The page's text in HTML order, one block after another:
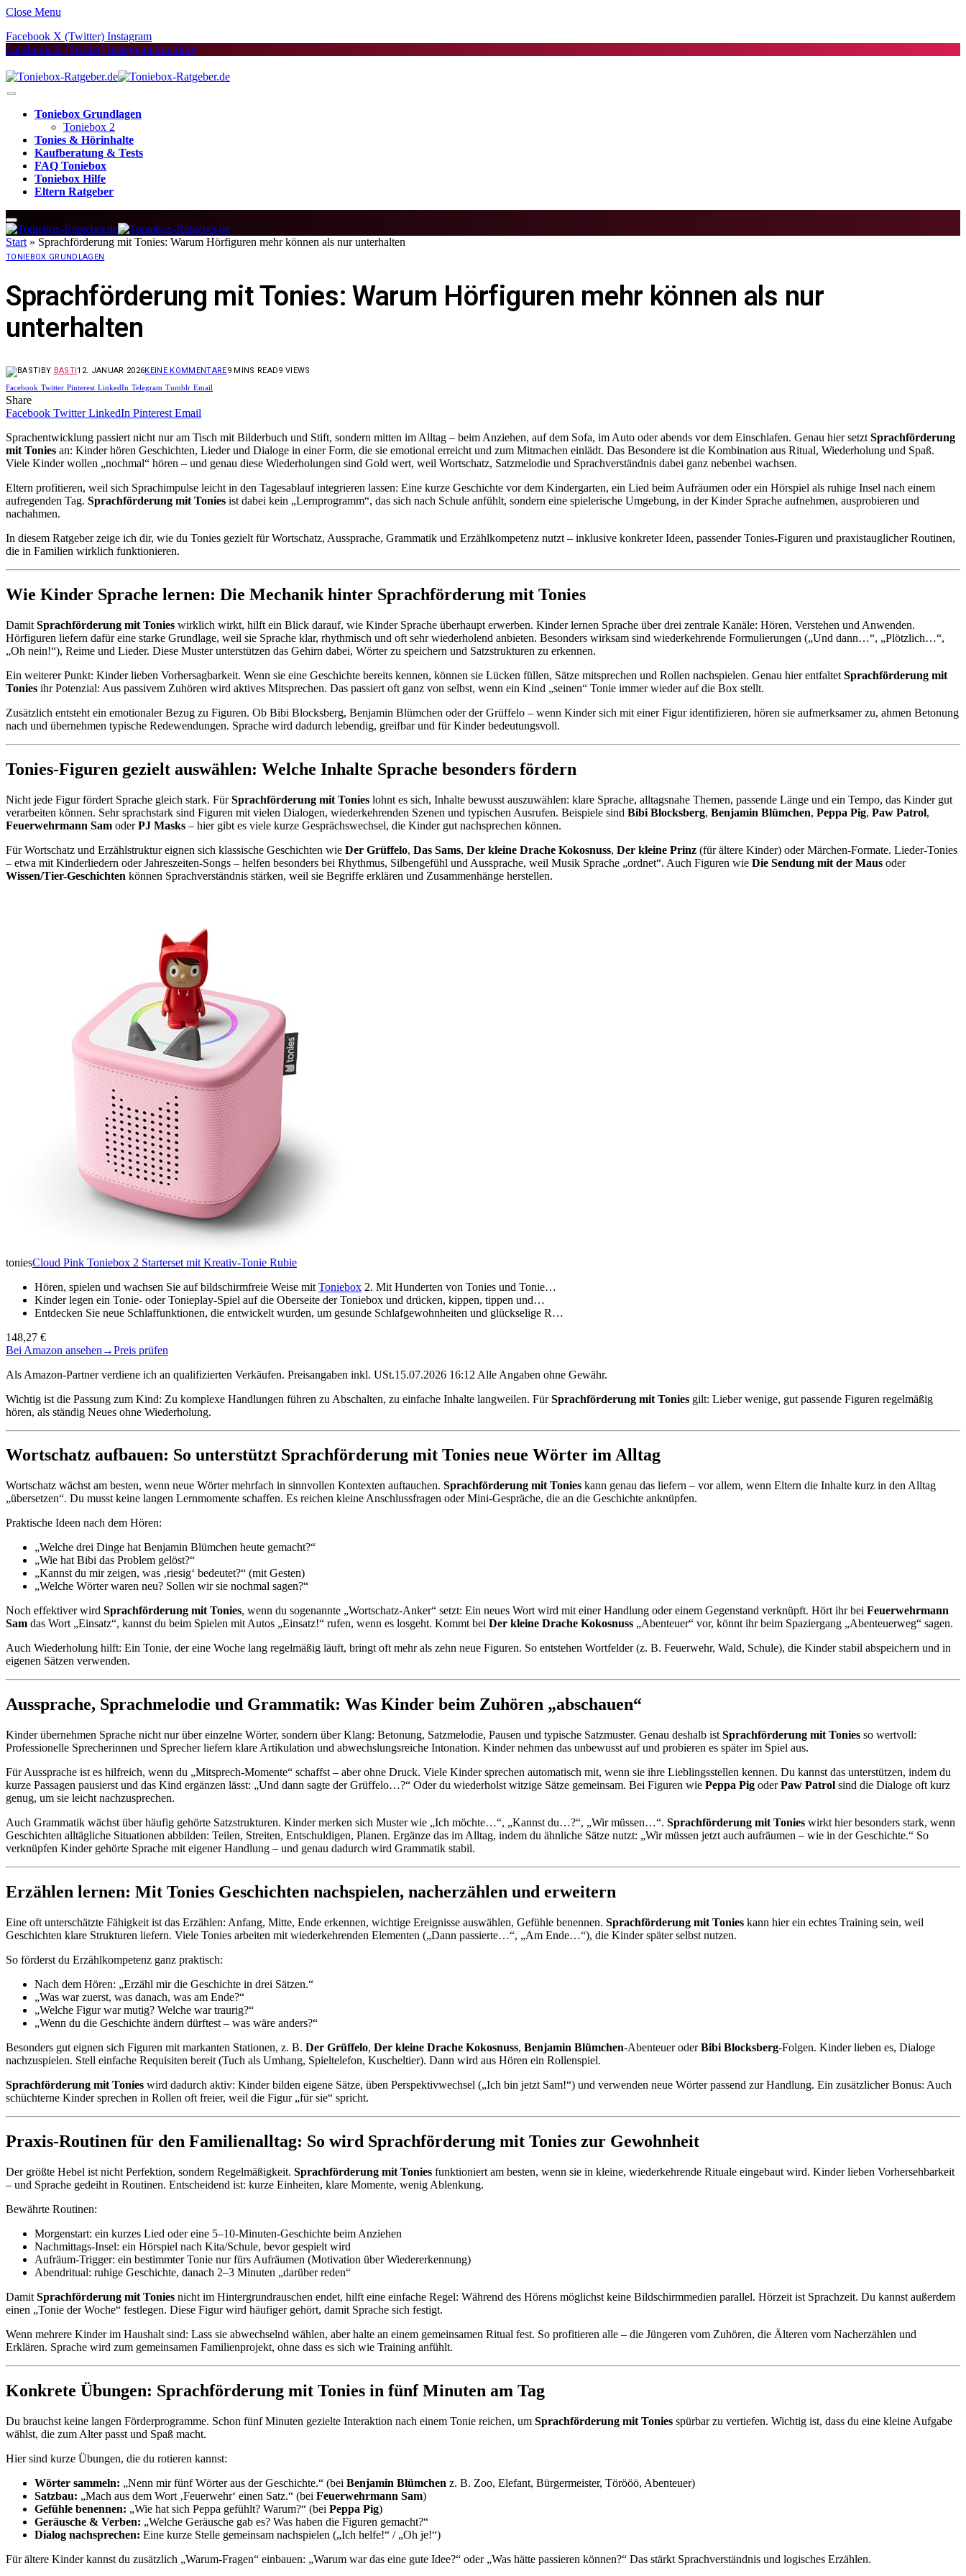
Close Menu
Facebook X (Twitter) Instagram
Facebook X (Twitter) InstagramYouTube
Toniebox Grundlagen
Toniebox 2
Tonies & Hörinhalte
Kaufberatung & Tests
FAQ Toniebox
Toniebox Hilfe
Eltern Ratgeber
Start » Sprachförderung mit Tonies: Warum Hörfiguren mehr können als nur unterhalten
TONIEBOX GRUNDLAGEN
Sprachförderung mit Tonies: Warum Hörfiguren mehr können als nur
unterhalten
BY BASTI12. JANUAR 2026KEINE KOMMENTARE9 MINS READ9 VIEWS
Facebook Twitter Pinterest LinkedIn Telegram Tumblr Email
Share
Facebook Twitter LinkedIn Pinterest Email
Sprachentwicklung passiert nicht nur am Tisch mit Bilderbuch und Stift, sondern mitten im Alltag – beim Anziehen, auf dem Sofa, im Auto oder abends vor dem Einschlafen. Genau hier setzt Sprachförderung
mit Tonies an: Kinder hören Geschichten, Lieder und Dialoge in einer Form, die sie emotional erreicht und zum Mitmachen einlädt. Das Besondere ist die Kombination aus Ritual, Wiederholung und Spaß.
Viele Kinder wollen „nochmal“ hören – und genau diese Wiederholungen sind Gold wert, weil Wortschatz, Satzmelodie und Sprachverständnis dabei ganz nebenbei wachsen.
Eltern profitieren, weil sich Sprachimpulse leicht in den Tagesablauf integrieren lassen: Eine kurze Geschichte vor dem Kindergarten, ein Lied beim Aufräumen oder ein Hörspiel als ruhige Insel nach einem
aufregenden Tag. Sprachförderung mit Tonies ist dabei kein „Lernprogramm“, das sich nach Schule anfühlt, sondern eine spielerische Umgebung, in der Kinder Sprache aufnehmen, ausprobieren und
nachahmen.
In diesem Ratgeber zeige ich dir, wie du Tonies gezielt für Wortschatz, Aussprache, Grammatik und Erzählkompetenz nutzt – inklusive konkreter Ideen, passender Tonies-Figuren und praxistauglicher Routinen,
die in Familien wirklich funktionieren.
Wie Kinder Sprache lernen: Die Mechanik hinter Sprachförderung mit Tonies
Damit Sprachförderung mit Tonies wirklich wirkt, hilft ein Blick darauf, wie Kinder Sprache überhaupt erwerben. Kinder lernen Sprache über drei zentrale Kanäle: Hören, Verstehen und Anwenden.
Hörfiguren liefern dafür eine starke Grundlage, weil sie Sprache klar, rhythmisch und oft sehr wiederholend anbieten. Besonders wirksam sind wiederkehrende Formulierungen („Und dann…“, „Plötzlich…“,
„Oh nein!“), Reime und Lieder. Diese Muster unterstützen das Gehirn dabei, Wörter zu speichern und Satzstrukturen zu erkennen.
Ein weiterer Punkt: Kinder lieben Vorhersagbarkeit. Wenn sie eine Geschichte bereits kennen, können sie Lücken füllen, Sätze mitsprechen und Rollen nachspielen. Genau hier entfaltet Sprachförderung mit
Tonies ihr Potenzial: Aus passivem Zuhören wird aktives Mitsprechen. Das passiert oft ganz von selbst, wenn ein Kind „seinen“ Tonie immer wieder auf die Box stellt.
Zusätzlich entsteht ein emotionaler Bezug zu Figuren. Ob Bibi Blocksberg, Benjamin Blümchen oder der Grüffelo – wenn Kinder sich mit einer Figur identifizieren, hören sie aufmerksamer zu, ahmen Betonung
nach und übernehmen typische Redewendungen. Sprache wird dadurch lebendig, greifbar und für Kinder bedeutungsvoll.
Tonies-Figuren gezielt auswählen: Welche Inhalte Sprache besonders fördern
Nicht jede Figur fördert Sprache gleich stark. FürSprachförderung mit Tonies lohnt es sich, Inhalte bewusst auszuwählen: klare Sprache, alltagsnahe Themen, passende Länge und ein Tempo, das Kinder gut
verarbeiten können. Sehr sprachstark sind Figuren mit vielen Dialogen, wiederkehrenden Szenen und typischen Ausrufen. Beispiele sind Bibi Blocksberg, Benjamin Blümchen, Peppa Pig, Paw Patrol,
Feuerwehrmann Sam oderPJ Masks – hier gibt es viele kurze Gesprächswechsel, die Kinder gut nachsprechen können.
Für Wortschatz und Erzählstruktur eignen sich klassische Geschichten wie Der Grüffelo, Das Sams, Der kleine Drache Kokosnuss, Der kleine Prinz (für ältere Kinder) oder Märchen-Formate. Lieder-Tonies
– etwa mit Kinderliedern oder Jahreszeiten-Songs – helfen besonders bei Rhythmus, Silbengefühl und Aussprache, weil Musik Sprache „ordnet“. Auch Figuren wie Die Sendung mit der Maus oder
Wissen/Tier-Geschichten können Sprachverständnis stärken, weil sie Begriffe erklären und Zusammenhänge herstellen.
toniesCloud Pink Toniebox 2 Starterset mit Kreativ-Tonie Rubie
Hören, spielen und wachsen Sie auf bildschirmfreie Weise mit Toniebox 2. Mit Hunderten von Tonies und Tonie…
Kinder legen ein Tonie- oder Tonieplay-Spiel auf die Oberseite der Toniebox und drücken, kippen, tippen und…
Entdecken Sie neue Schlaffunktionen, die entwickelt wurden, um gesunde Schlafgewohnheiten und glückselige R…
148,27 €
Bei Amazon ansehen →Preis prüfen
Als Amazon-Partner verdiene ich an qualifizierten Verkäufen. Preisangaben inkl. USt.15.07.2026 16:12 Alle Angaben ohne Gewähr.
Wichtig ist die Passung zum Kind: Zu komplexe Handlungen führen zu Abschalten, zu einfache Inhalte langweilen. FürSprachförderung mit Tonies gilt: Lieber wenige, gut passende Figuren regelmäßig
hören, als ständig Neues ohne Wiederholung.
Wortschatz aufbauen: So unterstützt Sprachförderung mit Tonies neue Wörter im Alltag
Wortschatz wächst am besten, wenn neue Wörter mehrfach in sinnvollen Kontexten auftauchen. Sprachförderung mit Tonies kann genau das liefern – vor allem, wenn Eltern die Inhalte kurz in den Alltag
„übersetzen“. Du musst keine langen Lernmomente schaffen. Es reichen kleine Anschlussfragen oder Mini-Gespräche, die an die Geschichte anknüpfen.
Praktische Ideen nach dem Hören:
„Welche drei Dinge hat Benjamin Blümchen heute gemacht?“
„Wie hat Bibi das Problem gelöst?“
„Kannst du mir zeigen, was ‚riesig‘ bedeutet?“ (mit Gesten)
„Welche Wörter waren neu? Sollen wir sie nochmal sagen?“
Noch effektiver wird Sprachförderung mit Tonies, wenn du sogenannte „Wortschatz-Anker“ setzt: Ein neues Wort wird mit einer Handlung oder einem Gegenstand verknüpft. Hört ihr bei Feuerwehrmann
Sam das Wort „Einsatz“, kannst du beim Spielen mit Autos „Einsatz!“ rufen, wenn es losgeht. Kommt bei Der kleine Drache Kokosnuss „Abenteuer“ vor, könnt ihr beim Spaziergang „Abenteuerweg“ sagen.
Auch Wiederholung hilft: Ein Tonie, der eine Woche lang regelmäßig läuft, bringt oft mehr als zehn neue Figuren. So entstehen Wortfelder (z. B. Feuerwehr, Wald, Schule), die Kinder stabil abspeichern und in
eigenen Sätzen verwenden.
Aussprache, Sprachmelodie und Grammatik: Was Kinder beim Zuhören „abschauen“
Kinder übernehmen Sprache nicht nur über einzelne Wörter, sondern über Klang: Betonung, Satzmelodie, Pausen und typische Satzmuster. Genau deshalb ist Sprachförderung mit Tonies so wertvoll:
Professionelle Sprecherinnen und Sprecher liefern klare Artikulation und abwechslungsreiche Intonation. Kinder nehmen das unbewusst auf und probieren es später im Spiel aus.
Für Aussprache ist es hilfreich, wenn du „Mitsprech-Momente“ schaffst – aber ohne Druck. Viele Kinder sprechen automatisch mit, wenn sie ihre Lieblingsstellen kennen. Du kannst das unterstützen, indem du
kurze Passagen pausierst und das Kind ergänzen lässt: „Und dann sagte der Grüffelo…?“ Oder du wiederholst witzige Sätze gemeinsam. Bei Figuren wie Peppa Pig oderPaw Patrol sind die Dialoge oft kurz
genug, um sie leicht nachzusprechen.
Auch Grammatik wächst über häufig gehörte Satzstrukturen. Kinder merken sich Muster wie „Ich möchte…“, „Kannst du…?“, „Wir müssen…“. Sprachförderung mit Tonies wirkt hier besonders stark, wenn
Geschichten alltägliche Situationen abbilden: Teilen, Streiten, Entschuldigen, Planen. Ergänze das im Alltag, indem du ähnliche Sätze nutzt: „Wir müssen jetzt auch aufräumen – wie in der Geschichte.“ So
verknüpfen Kinder gehörte Sprache mit eigener Handlung – und genau dadurch wird Grammatik stabil.
Erzählen lernen: Mit Tonies Geschichten nachspielen, nacherzählen und erweitern
Eine oft unterschätzte Fähigkeit ist das Erzählen: Anfang, Mitte, Ende erkennen, wichtige Ereignisse auswählen, Gefühle benennen. Sprachförderung mit Tonies kann hier ein echtes Training sein, weil
Geschichten klare Strukturen liefern. Viele Tonies arbeiten mit wiederkehrenden Elementen („Dann passierte…“, „Am Ende…“), die Kinder später selbst nutzen.
So förderst du Erzählkompetenz ganz praktisch:
Nach dem Hören: „Erzähl mir die Geschichte in drei Sätzen.“
„Was war zuerst, was danach, was am Ende?“
„Welche Figur war mutig? Welche war traurig?“
„Wenn du die Geschichte ändern dürftest – was wäre anders?“
Besonders gut eignen sich Figuren mit markanten Stationen, z. B. Der Grüffelo, Der kleine Drache Kokosnuss, Benjamin Blümchen-Abenteuer oderBibi Blocksberg-Folgen. Kinder lieben es, Dialoge
nachzuspielen. Stell einfache Requisiten bereit (Tuch als Umhang, Spieltelefon, Kuscheltier). Dann wird aus Hören ein Rollenspiel.
Sprachförderung mit Tonies wird dadurch aktiv: Kinder bilden eigene Sätze, üben Perspektivwechsel („Ich bin jetzt Sam!“) und verwenden neue Wörter passend zur Handlung. Ein zusätzlicher Bonus: Auch
schüchterne Kinder sprechen in Rollen oft freier, weil die Figur „für sie“ spricht.
Praxis-Routinen für den Familienalltag: So wird Sprachförderung mit Tonies zur Gewohnheit
Der größte Hebel ist nicht Perfektion, sondern Regelmäßigkeit. Sprachförderung mit Tonies funktioniert am besten, wenn sie in kleine, wiederkehrende Rituale eingebaut wird. Kinder lieben Vorhersehbarkeit
– und Sprache gedeiht in Routinen. Entscheidend ist: kurze Einheiten, klare Momente, wenig Ablenkung.
Bewährte Routinen:
Morgenstart: ein kurzes Lied oder eine 5–10-Minuten-Geschichte beim Anziehen
Nachmittags-Insel: ein Hörspiel nach Kita/Schule, bevor gespielt wird
Aufräum-Trigger: ein bestimmter Tonie nur fürs Aufräumen (Motivation über Wiedererkennung)
Abendritual: ruhige Geschichte, danach 2–3 Minuten „darüber reden“
Damit Sprachförderung mit Tonies nicht im Hintergrundrauschen endet, hilft eine einfache Regel: Während des Hörens möglichst keine Bildschirmmedien parallel. Hörzeit ist Sprachzeit. Du kannst außerdem
einen „Tonie der Woche“ festlegen. Diese Figur wird häufiger gehört, damit Sprache sich festigt.
Wenn mehrere Kinder im Haushalt sind: Lass sie abwechselnd wählen, aber halte an einem gemeinsamen Ritual fest. So profitieren alle – die Jüngeren vom Zuhören, die Älteren vom Nacherzählen und
Erklären. Sprache wird zum gemeinsamen Familienprojekt, ohne dass es sich wie Training anfühlt.
Konkrete Übungen: Sprachförderung mit Tonies in fünf Minuten am Tag
Du brauchst keine langen Förderprogramme. Schon fünf Minuten gezielte Interaktion nach einem Tonie reichen, um Sprachförderung mit Tonies spürbar zu vertiefen. Wichtig ist, dass du eine kleine Aufgabe
wählst, die zum Alter passt und Spaß macht.
Hier sind kurze Übungen, die du rotieren kannst:
Wörter sammeln: „Nenn mir fünf Wörter aus der Geschichte.“ (bei Benjamin Blümchen z. B. Zoo, Elefant, Bürgermeister, Törööö, Abenteuer)
Satzbau: „Mach aus dem Wort ‚Feuerwehr‘ einen Satz.“ (bei Feuerwehrmann Sam)
Gefühle benennen: „Wie hat sich Peppa gefühlt? Warum?“ (bei Peppa Pig)
Geräusche & Verben: „Welche Geräusche gab es? Was haben die Figuren gemacht?“
Dialog nachsprechen: Eine kurze Stelle gemeinsam nachspielen („Ich helfe!“ / „Oh je!“)
Für ältere Kinder kannst du zusätzlich „Warum-Fragen“ einbauen: „Warum war das eine gute Idee?“ oder „Was hätte passieren können?“ Das stärkt Sprachverständnis und logisches Erzählen.